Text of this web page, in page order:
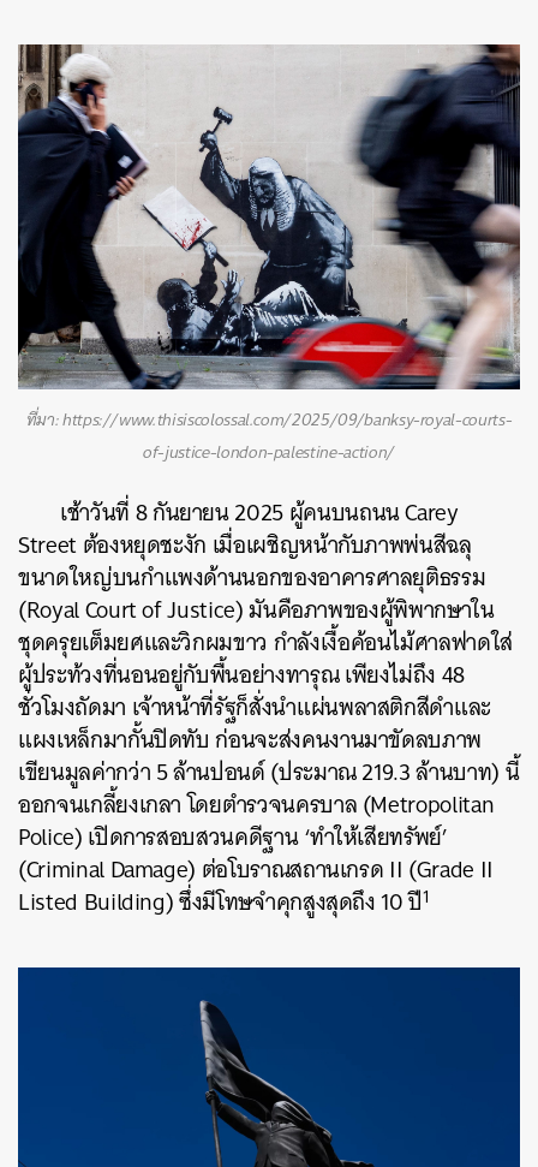
ที่มา: https://www.thisiscolossal.com/2025/09/banksy-royal-courts-
of-justice-london-palestine-action/
เช้าวันที่ 8 กันยายน 2025 ผู้คนบนถนน Carey
Street ต้องหยุดชะงัก เมื่อเผชิญหน้ากับภาพพ่นสีฉลุ
ขนาดใหญ่บนกำแพงด้านนอกของอาคารศาลยุติธรรม
(Royal Court of Justice) มันคือภาพของผู้พิพากษาใน
ชุดครุยเต็มยศและวิกผมขาว กำลังเงื้อค้อนไม้ศาลฟาดใส่
ผู้ประท้วงที่นอนอยู่กับพื้นอย่างทารุณ เพียงไม่ถึง 48
ชั่วโมงถัดมา เจ้าหน้าที่รัฐก็สั่งนำแผ่นพลาสติกสีดำและ
แผงเหล็กมากั้นปิดทับ ก่อนจะส่งคนงานมาขัดลบภาพ
เขียนมูลค่ากว่า 5 ล้านปอนด์ (ประมาณ 219.3 ล้านบาท) นี้
ออกจนเกลี้ยงเกลา โดยตำรวจนครบาล (Metropolitan
Police) เปิดการสอบสวนคดีฐาน ‘ทำให้เสียทรัพย์’
(Criminal Damage) ต่อโบราณสถานเกรด II (Grade II
Listed Building) ซึ่งมีโทษจำคุกสูงสุดถึง 10 ปี1